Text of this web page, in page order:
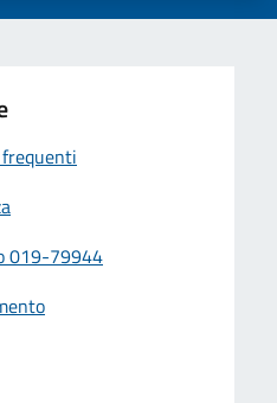
019-79944